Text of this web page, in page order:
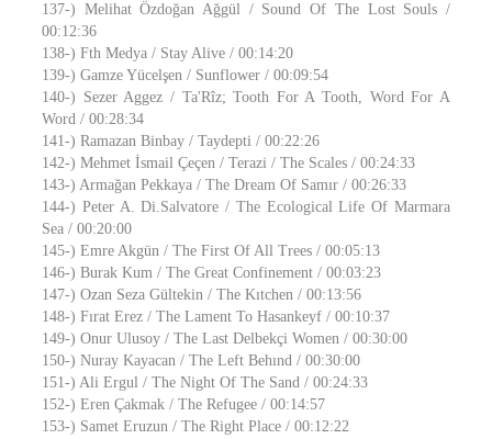
137-) Melihat Özdoğan Ağgül / Sound Of The Lost Souls /
00:12:36
138-) Fth Medya / Stay Alive / 00:14:20
139-) Gamze Yücelşen / Sunflower / 00:09:54
140-) Sezer Aggez / Ta'Rîz; Tooth For A Tooth, Word For A
Word / 00:28:34
141-) Ramazan Binbay / Taydepti / 00:22:26
142-) Mehmet İsmail Çeçen / Terazi / The Scales / 00:24:33
143-) Armağan Pekkaya / The Dream Of Samır / 00:26:33
144-) Peter A. Di.Salvatore / The Ecological Life Of Marmara
Sea / 00:20:00
145-) Emre Akgün / The First Of All Trees / 00:05:13
146-) Burak Kum / The Great Confinement / 00:03:23
147-) Ozan Seza Gültekin / The Kıtchen / 00:13:56
148-) Fırat Erez / The Lament To Hasankeyf / 00:10:37
149-) Onur Ulusoy / The Last Delbekçi Women / 00:30:00
150-) Nuray Kayacan / The Left Behınd / 00:30:00
151-) Ali Ergul / The Night Of The Sand / 00:24:33
152-) Eren Çakmak / The Refugee / 00:14:57
153-) Samet Eruzun / The Right Place / 00:12:22